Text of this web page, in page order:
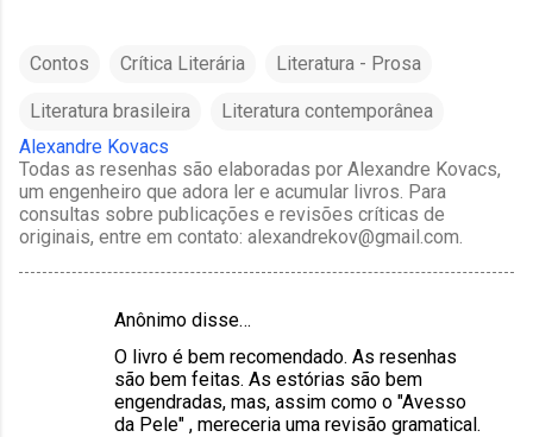
Contos Crítica Literária Literatura - Prosa
Literatura brasileira
Literatura contemporânea
Alexandre Kovacs
Todas as resenhas são elaboradas por Alexandre Kovacs,
um engenheiro que adora ler e acumular livros. Para
consultas sobre publicações e revisões críticas de
originais, entre em contato: alexandrekov@gmail.com.
Anônimo disse…
O livro é bem recomendado. As resenhas
são bem feitas. As estórias são bem
engendradas, mas, assim como o "Avesso
da Pele" , mereceria uma revisão gramatical.